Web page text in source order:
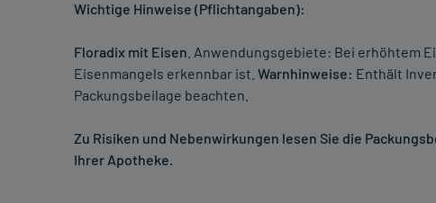
Wichtige Hinweise (Pflichtangaben):
Floradix mit Eisen . Anwendungsgebiete: Bei erhöhtem
Eisenmangels erkennbar ist. Warnhinweise: Enthält
Packungsbeilage beachten.
Zu Risiken und Nebenwirkungen lesen Sie die
Ihrer Apotheke.